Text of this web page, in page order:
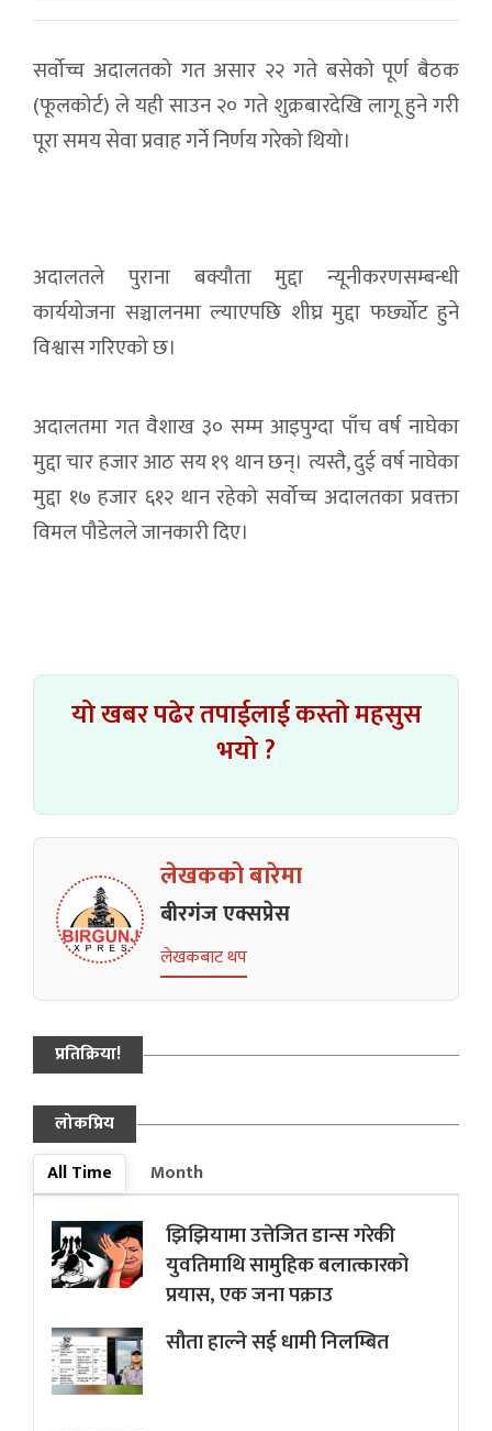
सर्वोच्च अदालतको गत असार २२ गते बसेको पूर्ण बैठक
(फूलकोर्ट) ले यही साउन २० गते शुक्रबारदेखि लागू हुने गरी
पूरा समय सेवा प्रवाह गर्ने निर्णय गरेको थियो।
अदालतले पुराना बक्यौता मुद्दा न्यूनीकरणसम्बन्धी
कार्ययोजना सञ्चालनमा ल्याएपछि शीघ्र मुद्दा फर्छ्योट हुने
विश्वास गरिएको छ।
अदालतमा गत वैशाख ३० सम्म आइपुग्दा पाँच वर्ष नाघेका
मुद्दा चार हजार आठ सय १९ थान छन्। त्यस्तै, दुई वर्ष नाघेका
मुद्दा १७ हजार ६१२ थान रहेको सर्वोच्च अदालतका प्रवक्ता
विमल पौडेलले जानकारी दिए।
यो खबर पढेर तपाईलाई कस्तो महसुस
भयो ?
लेखकको बारेमा
बीरगंज एक्सप्रेस
लेखकबाट थप
प्रतिक्रिया!
लोकप्रिय
All Time
Month
झिझियामा उत्तेजित डान्स गरेकी
युवतिमाथि सामुहिक बलात्कारको
प्रयास, एक जना पक्राउ
सौता हाल्ने सई धामी निलम्बित